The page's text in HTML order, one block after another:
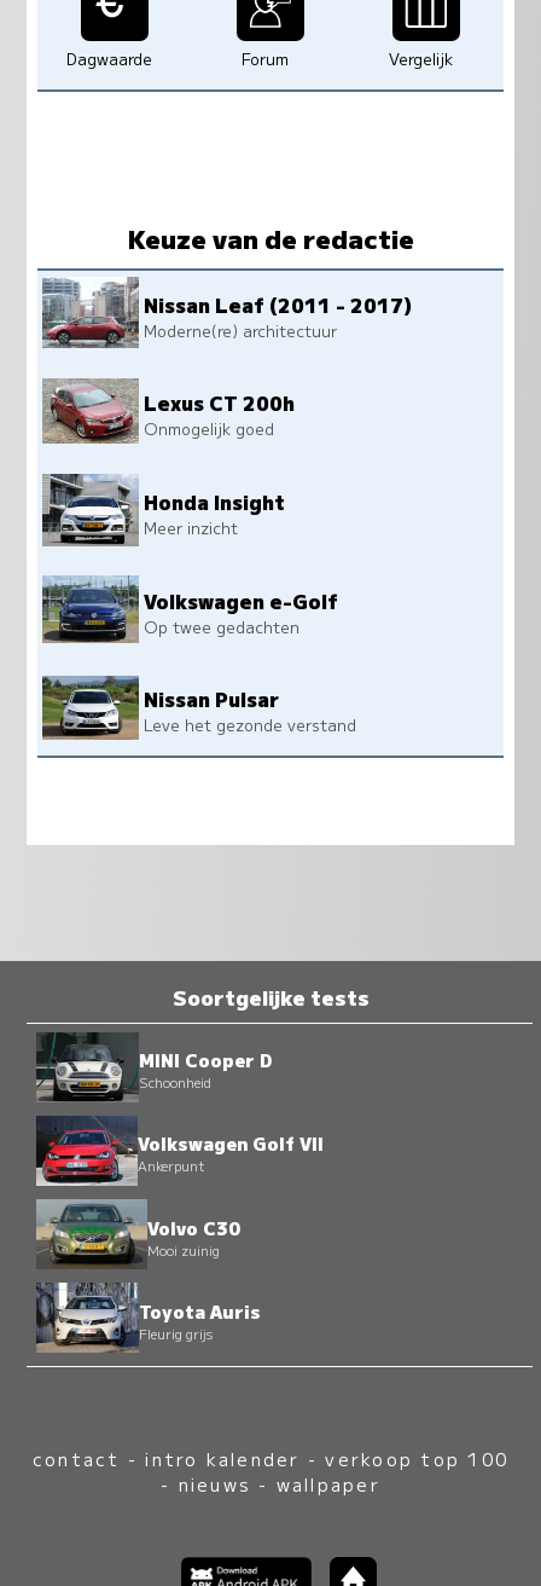
Dagwaarde Forum Vergelijk
Keuze van de redactie
Nissan Leaf (2011 - 2017)
Moderne(re) architectuur
Lexus CT 200h
Onmogelijk goed
Honda Insight
Meer inzicht
Volkswagen e-Golf
Op twee gedachten
Nissan Pulsar
Leve het gezonde verstand
Soortgelijke tests
MINI Cooper D
Schoonheid
Volkswagen Golf VII
Ankerpunt
Volvo C30
Mooi zuinig
Toyota Auris
Fleurig grijs
contact -intro kalender -verkoop top 100
- nieuws - wallpaper